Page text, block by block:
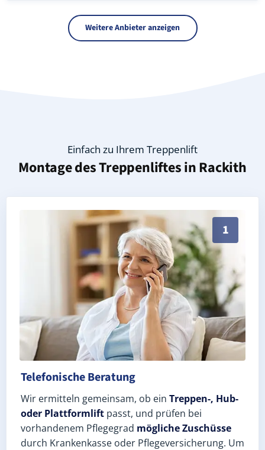
Weitere Anbieter anzeigen
Einfach zu Ihrem Treppenlift
Montage des Treppenliftes inRackith
1
Persönliche Treppenlift-Beratung in Rackith 06901
Telefonische Beratung
Wir ermitteln gemeinsam, ob ein Treppen-, Hub-
oder Plattformlift passt, und prüfen bei
vorhandenem Pflegegrad mögliche Zuschüsse
durch Krankenkasse oder Pflegeversicherung. Um